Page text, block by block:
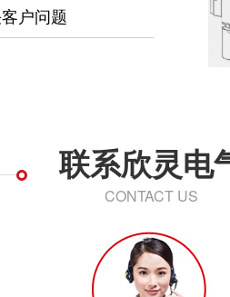
户问题
联系欣灵电
CONTACT US